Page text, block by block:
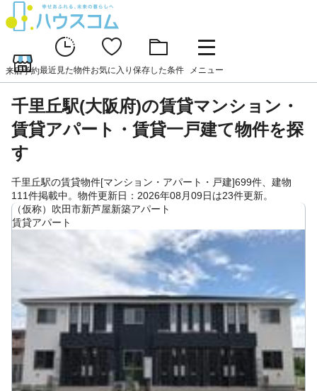
来店予約最近見た物件お気に入り 保存した条件 メニュー
千里丘駅(大阪府)の賃貸マンション・
賃貸アパート・賃貸一戸建て物件を探
す
千里丘駅の賃貸物件[マンション・アパート・戸建]699件、建物
111件掲載中。物件更新日：2026年08月09日は23件更新。
（仮称）吹田市新芦屋新築アパート
賃貸アパート